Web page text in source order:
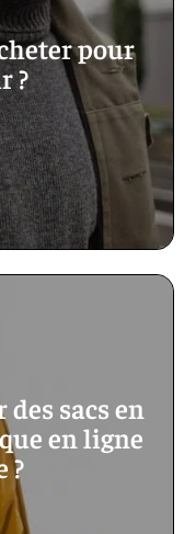
pour
?
sacs en
en ligne
?